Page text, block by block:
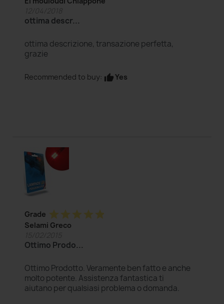
ottima descr...
ottima descrizione, transazione perfetta,
grazie
Recommended to buy: thumb_upYes
Grade star star star star star
Selami Greco
Ottimo Prodo...
Ottimo Prodotto. Veramente ben fatto e anche
molto potente. Assistenza fantastica ti
aiutano per qualsiasi problema o domanda.